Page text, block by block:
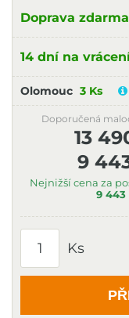
Doprava
14 dní na
Olomouc 3 Ks
9
Nejnižší cena za
9 443
Doporučená
13
Ks